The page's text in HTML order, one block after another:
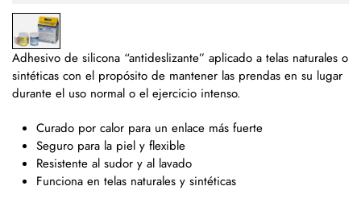
Adhesivo de silicona “antideslizante” aplicado a telas naturales o
sintéticas con el propósito de mantener las prendas en su lugar
durante el uso normal o el ejercicio intenso.
Curado por calor para un enlace más fuerte
Seguro para la piel y flexible
Resistente al sudor y al lavado
Funciona en telas naturales y sintéticas